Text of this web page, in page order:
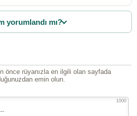
yorumlandı mı?
önce rüyanızla en ilgili olan sayfada
emin olun.
1000